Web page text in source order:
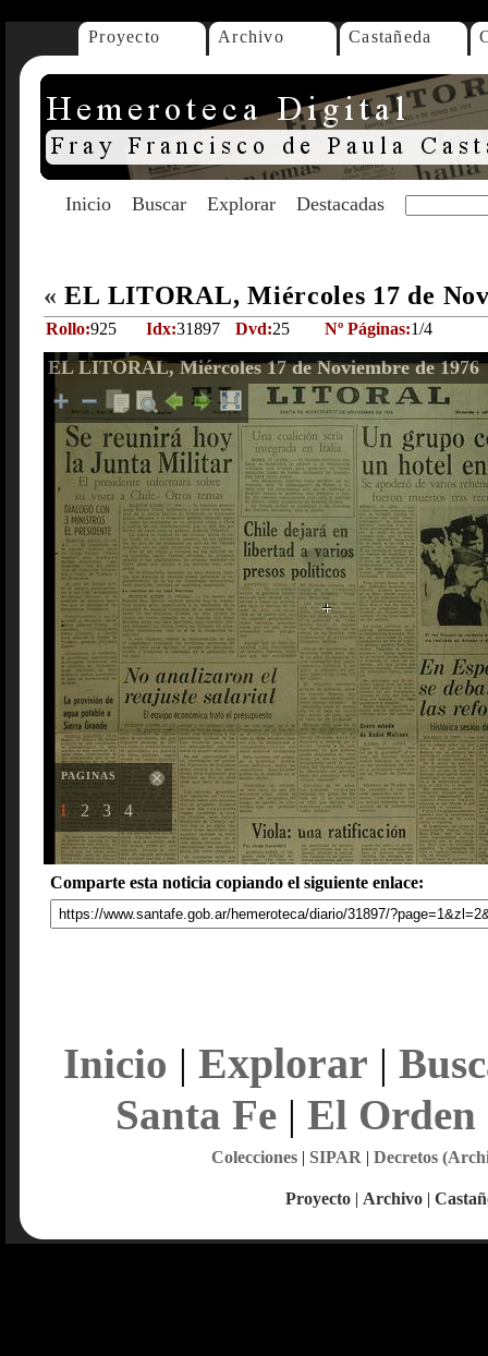
Proyecto Archivo Castañeda
Inicio Buscar Explorar Destacadas
« EL LITORAL, Miércoles 17 de
Rollo:925 Idx:31897 Dvd:25 Nº Páginas:1/4
EL LITORAL, Miércoles 17 de Noviembre de 1976
PAGINAS
1 2 3 4
Comparte esta noticia copiando el siguiente enlace:
Inicio | Explorar |
Santa Fe| El Orden
Colecciones| SIPAR | Decretos
Proyecto | Archivo |